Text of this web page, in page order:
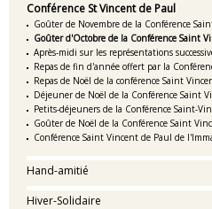
Conférence St Vincent de Paul
Goûter de Novembre de la Conférence
Goûter d'Octobre de la Conférence Saint
Après-midi sur les représentations
Repas de fin d'année offert par la
Repas de Noël de la conférence Saint
Déjeuner de Noël de la Conférence Saint
Petits-déjeuners de la Conférence Saint-
Goûter de Noël de la Conférence Saint
Conférence Saint Vincent de Paul de
Hand-amitié
Hiver-Solidaire